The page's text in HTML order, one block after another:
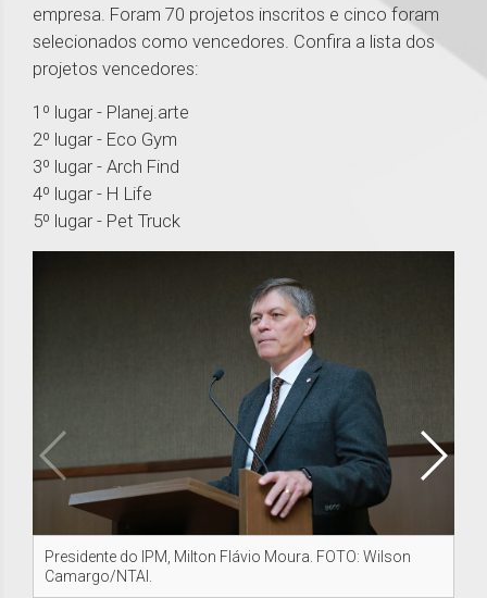
empresa. Foram 70 projetos inscritos e cinco foram
selecionados como vencedores. Confira a lista dos
projetos vencedores:
1º lugar - Planej.arte
2º lugar - Eco Gym
3º lugar - Arch Find
4º lugar - H Life
5º lugar - Pet Truck
Presidente do IPM, Milton Flávio Moura. FOTO: Wilson
Camargo/NTAI.